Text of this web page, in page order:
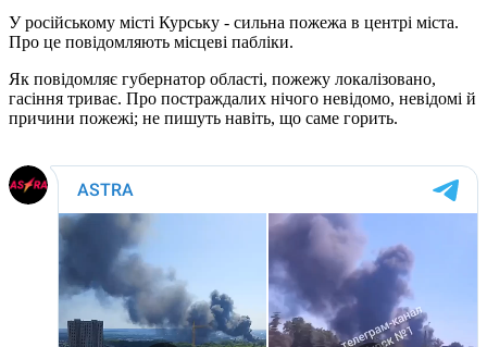
У російському місті Курську - сильна пожежа в центрі міста.
Про це повідомляють місцеві пабліки.
Як повідомляє губернатор області, пожежу локалізовано,
гасіння триває. Про постраждалих нічого невідомо, невідомі й
причини пожежі; не пишуть навіть, що саме горить.